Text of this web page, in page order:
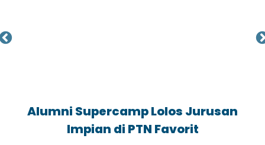
Alumni Supercamp Lolos Jurusan
Impian di PTN Favorit